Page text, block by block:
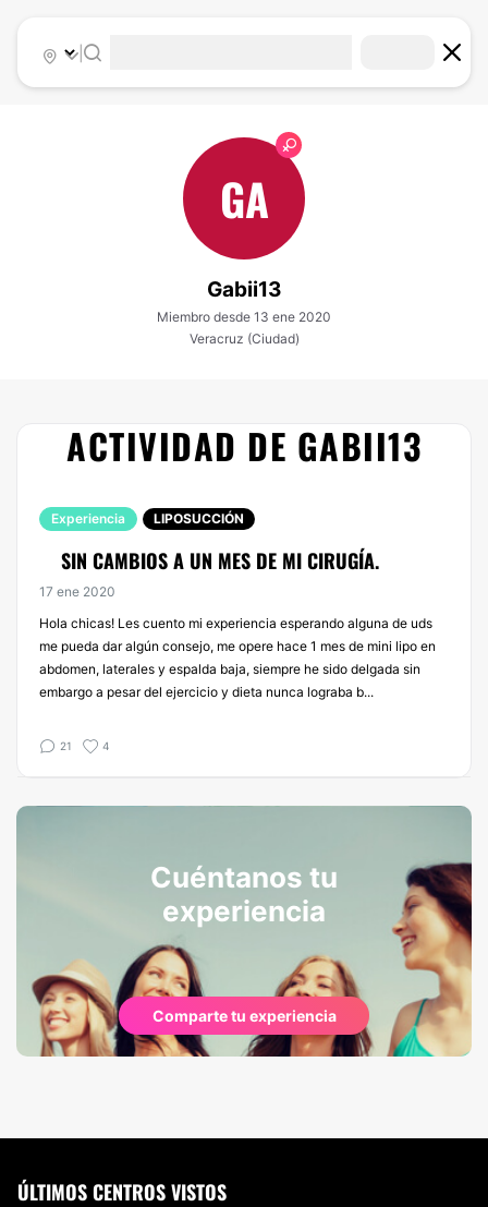
|
GA
Gabii13
Miembro desde 13 ene 2020
Veracruz (Ciudad)
ACTIVIDAD DE GABII13
Experiencia LIPOSUCCIÓN
SIN CAMBIOS A UN MES DE MI CIRUGÍA.
17 ene 2020
Hola chicas! Les cuento mi experiencia esperando alguna de uds
me pueda dar algún consejo, me opere hace 1 mes de mini lipo en
abdomen, laterales y espalda baja, siempre he sido delgada sin
embargo a pesar del ejercicio y dieta nunca lograba b...
21 4
Cuéntanos tu
experiencia
Comparte tu experiencia
ÚLTIMOS CENTROS VISTOS